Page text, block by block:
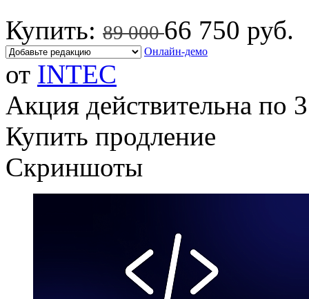
Купить: 89 00066 750 руб.
Онлайн-демо
от INTEC
Акция действительна по
Купить продление
Скриншоты